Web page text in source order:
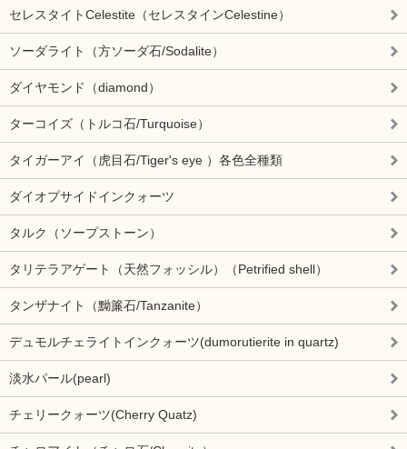
セレスタイトCelestite（セレスタインCelestine）
ソーダライト（方ソーダ石/Sodalite）
ダイヤモンド（diamond）
ターコイズ（トルコ石/Turquoise）
タイガーアイ（虎目石/Tiger's eye ）各色全種類
ダイオプサイドインクォーツ
タルク（ソープストーン）
タリテラアゲート（天然フォッシル）（Petrified shell）
タンザナイト（黝簾石/Tanzanite）
デュモルチェライトインクォーツ(dumorutierite in quartz)
淡水パール(pearl)
チェリークォーツ(Cherry Quatz)